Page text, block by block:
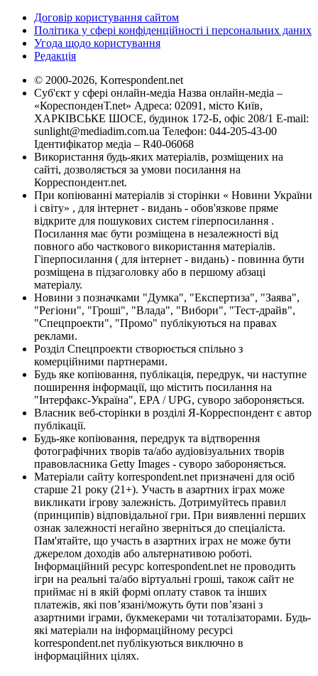
Договір користування сайтом
Політика у сфері конфіденційності і персональних даних
Угода щодо користування
Редакція
© 2000-2026, Korrespondent.net
Суб'єкт у сфері онлайн-медіа Назва онлайн-медіа –
«КореспонденТ.net» Адреса: 02091, місто Київ,
ХАРКІВСЬКЕ ШОСЕ, будинок 172-Б, офіс 208/1 E-mail:
sunlight@mediadim.com.ua Телефон: 044-205-43-00
Ідентифікатор медіа – R40-06068
Використання будь-яких матеріалів, розміщених на
сайті, дозволяється за умови посилання на
Корреспондент.net.
При копіюванні матеріалів зі сторінки « Новини України
і світу» , для інтернет - видань - обов'язкове пряме
відкрите для пошукових систем гіперпосилання .
Посилання має бути розміщена в незалежності від
повного або часткового використання матеріалів.
Гіперпосилання ( для інтернет - видань) - повинна бути
розміщена в підзаголовку або в першому абзаці
матеріалу.
Новини з позначками "Думка", "Експертиза", "Заява",
"Регіони", "Гроші", "Влада", "Вибори", "Тест-драйв",
"Спецпроекти", "Промо" публікуються на правах
реклами.
Розділ Спецпроекти створюється спільно з
комерційними партнерами.
Будь яке копіювання, публікація, передрук, чи наступне
поширення інформації, що містить посилання на
"Інтерфакс-Україна", EPA / UPG, суворо забороняється.
Власник веб-сторінки в розділі Я-Корреспондент є автор
публікації.
Будь-яке копіювання, передрук та відтворення
фотографічних творів та/або аудіовізуальних творів
правовласника Getty Images - суворо забороняється.
Матеріали сайту korrespondent.net призначені для осіб
старше 21 року (21+). Участь в азартних іграх може
викликати ігрову залежність. Дотримуйтесь правил
(принципів) відповідальної гри. При виявленні перших
ознак залежності негайно зверніться до спеціаліста.
Пам'ятайте, що участь в азартних іграх не може бути
джерелом доходів або альтернативою роботі.
Інформаційний ресурс korrespondent.net не проводить
ігри на реальні та/або віртуальні гроші, також сайт не
приймає ні в якій формі оплату ставок та інших
платежів, які пов’язані/можуть бути пов’язані з
азартними іграми, букмекерами чи тоталізаторами. Будь-
які матеріали на інформаційному ресурсі
korrespondent.net публікуються виключно в
інформаційних цілях.